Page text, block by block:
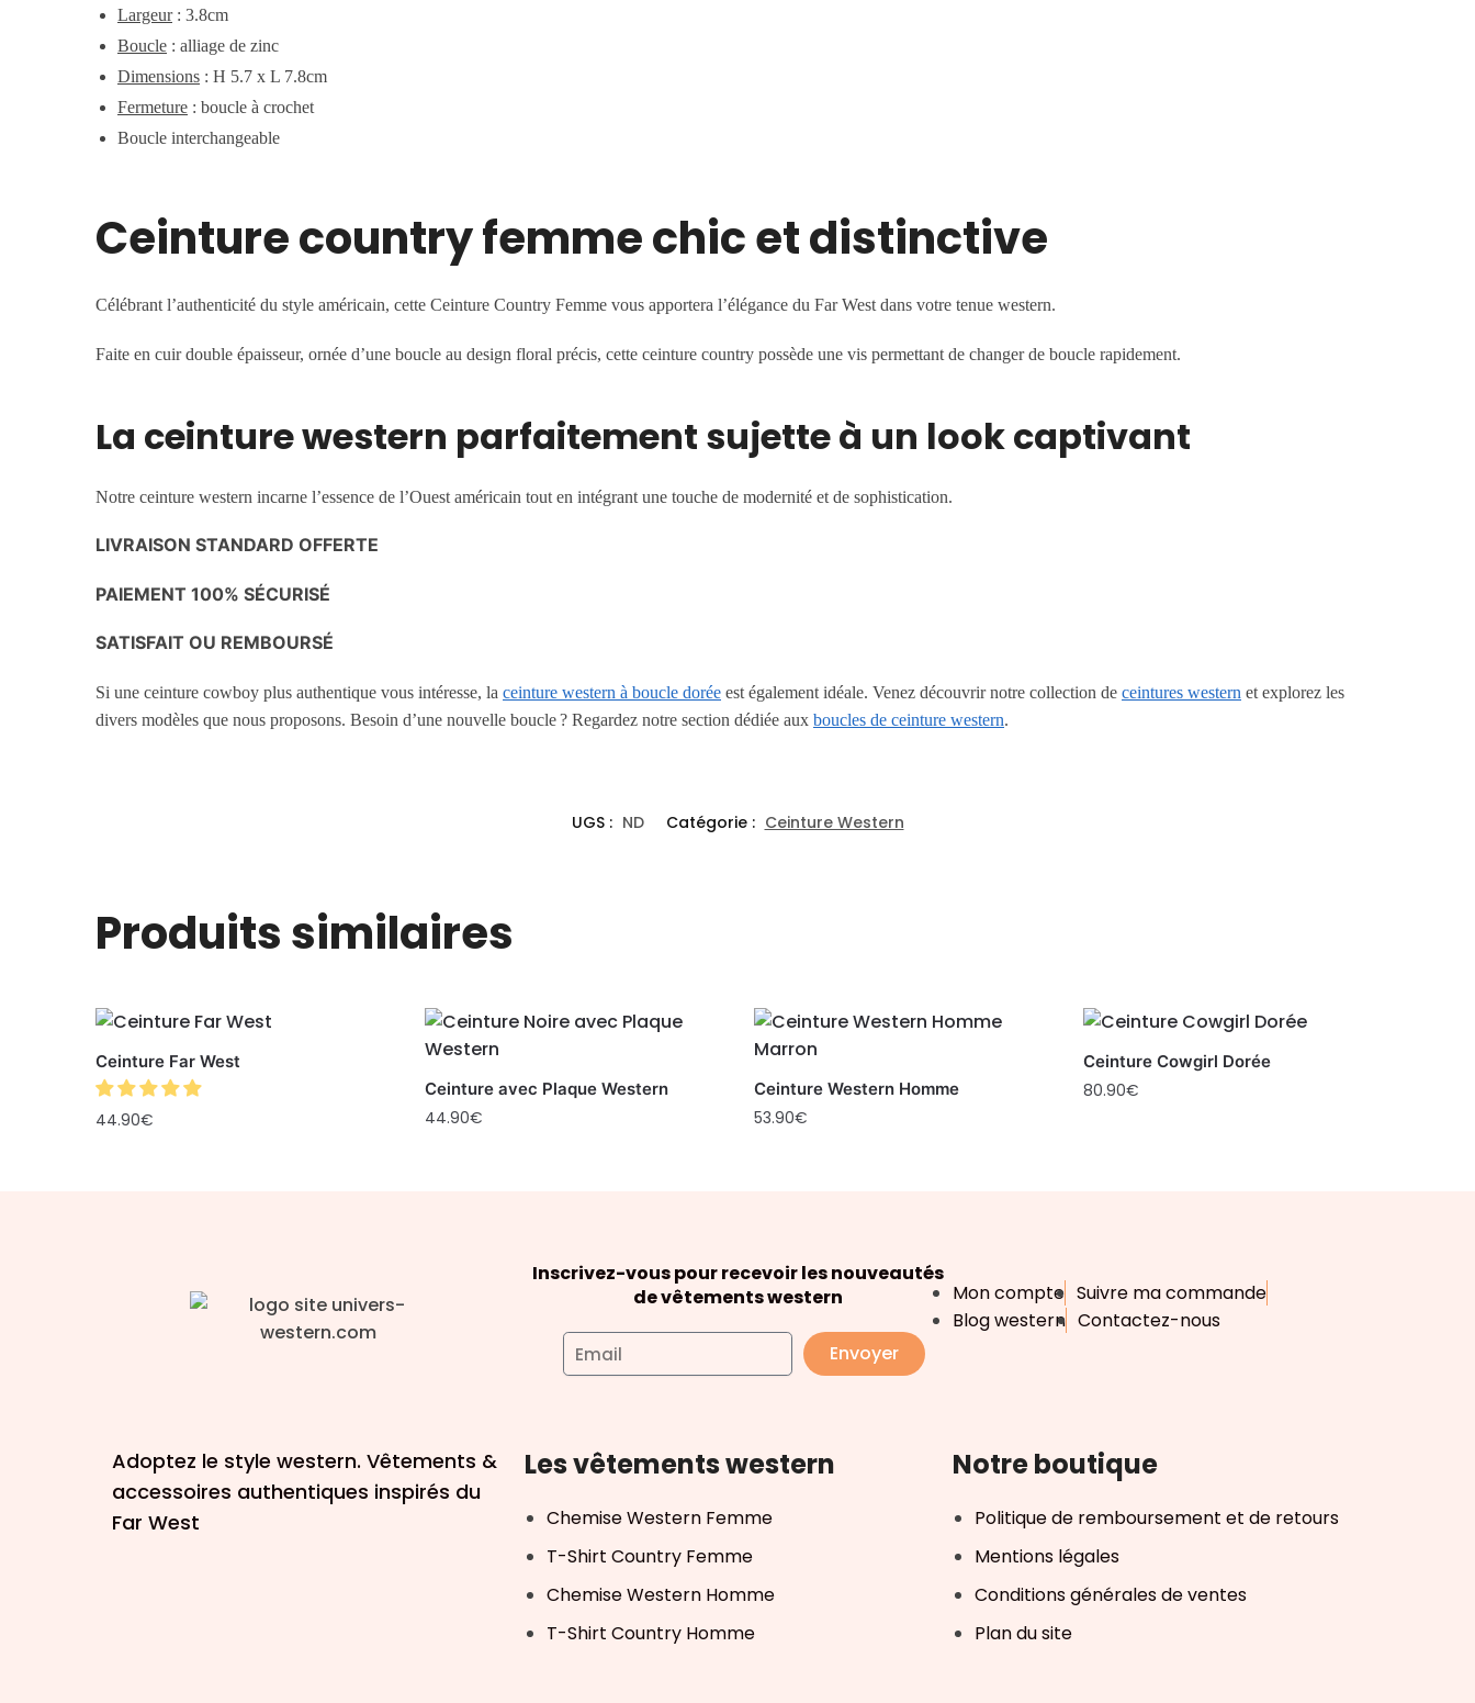
Largeur: 3.8cm
Boucle : alliage de zinc
Dimensions : H 5.7 x L 7.8cm
Fermeture : boucle à crochet
Boucle interchangeable
Ceinture country femme chic et distinctive
Célébrant l’authenticité du style américain, cette Ceinture Country Femme vous apportera l’élégance du Far West dans votre tenue western.
Faite en cuir double épaisseur, ornée d’une boucle au design floral précis, cette ceinture country possède une vis permettant de changer de boucle rapidement.
La ceinture western parfaitement sujette à un look captivant
Notre ceinture western incarne l’essence de l’Ouest américain tout en intégrant une touche de modernité et de sophistication.
LIVRAISON STANDARD OFFERTE
PAIEMENT 100% SÉCURISÉ
SATISFAIT OU REMBOURSÉ
Si une ceinture cowboy plus authentique vous intéresse, laceinture western à boucle dorée est également idéale. Venez découvrir notre collection deceintures western et explorez les
divers modèles que nous proposons. Besoin d’une nouvelle boucle ? Regardez notre section dédiée auxboucles de ceinture western.
UGS : ND Catégorie : Ceinture Western
Produits similaires
Ceinture Far West
44.90€
Ceinture avec Plaque Western
44.90€
Ceinture Western Homme
53.90€
Ceinture Cowgirl Dorée
80.90€
Inscrivez-vous pour recevoir les nouveautés
de vêtements western
Envoyer
Mon compte Suivre ma commande
Blog western Contactez-nous
Adoptez le style western. Vêtements &
accessoires authentiques inspirés du
Far West
Les vêtements western
Chemise Western Femme
T-Shirt Country Femme
Chemise Western Homme
T-Shirt Country Homme
Notre boutique
Politique de remboursement et de retours
Mentions légales
Conditions générales de ventes
Plan du site